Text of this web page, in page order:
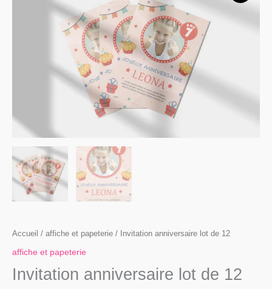
Accueil / affiche et papeterie / Invitation anniversaire lot de 12
affiche et papeterie
Invitation anniversaire lot de 12